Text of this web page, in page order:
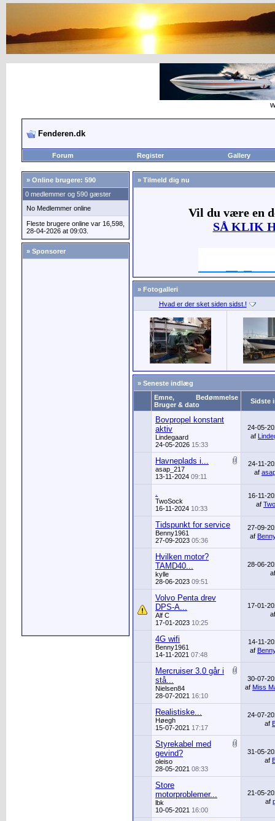
Fenderen.dk
Forum Register Gallery
» Online brugere: 590
0 medlemmer og 590 gæster
No Medlemmer online
Fleste brugere online var 16,598,
28-04-2026 at 09:03.
» Sponsorer
» Tilmeld dig nu
Vil du være en
SÅ KLIK
» Fotogalleri
Hvad er der sket siden sidst.!
» Seneste indlæg
Bedømmelse
Emne,
Bruger & dato
Sidste
Bovpropel konstant
aktiv
Lindegaard
24-05-2026 15:33
24-05-
af
Havneplads i...
asap_217
13-11-2024 09:11
24-11-
af
.
TwoSock
16-11-2024 10:33
16-11-
af
Tidspunkt for service
Benny1961
27-09-2023 05:36
27-09-
af
Hvilken motor?
TAMD40...
kylle
28-06-2023 09:51
28-06-
Volvo Penta drev
DPS-A...
Alf C
17-01-2023 10:25
17-01-
4G wifi
Benny1961
14-11-2021 07:48
14-11-
af
Mercruiser 3.0 går i
stå...
Nielsen84
28-07-2021 16:10
30-07-
af Miss
Realistiske...
Høegh
15-07-2021 17:17
24-07-
af
Styrekabel med
gevind?
oleiso
28-05-2021 08:33
31-05-
af
Store
motorproblemer...
lbk
10-05-2021 16:00
21-05-
af